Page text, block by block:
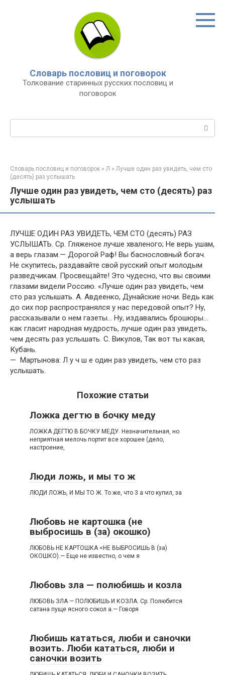
Словарь пословиц и поговорок
Толкование старинных русских пословиц и
поговорок
Словарь пословиц и поговорок » Л » Лучше один раз увидеть, чем сто
(десять) раз услышать
Лучше один раз увидеть, чем сто (десять) раз
услышать
ЛУЧШЕ ОДИН РАЗ УВИДЕТЬ, ЧЕМ СТО (десять) РАЗ
УСЛЫШАТЬ. Ср. Гляженое лучше хваленого; Не верь ушам,
а верь глазам.— Дорогой Раф! Вы баснословный богач.
Не скупитесь, раздавайте свой русский опыт молодым
разведчикам. Просвещайте! Это чудесно, что вы своими
глазами видели Россию. «Лучше один раз увидеть, чем
сто раз услышать. А. Авдеенко, Дунайские ночи. Ведь как
до сих пор распространялся у нас передовой опыт? Ну,
рассказывали о нем газеты… Ну, издавались брошюры…
как гласит народная мудрость, лучше один раз увидеть,
чем десять раз услышать. С. Викулов, Так вот ты какая,
Кубань.
— Мартынова: Л у ч ш е один раз увидеть, чем сто раз
услышать.
Похожие статьи
Ложка дегтю в бочку меду
ЛОЖКА ДЕГТЮ В БОЧКУ МЕДУ. Незначительная, но
неприятная мелочь портит все хорошее (дело,
настроение,
Люди ложь, и мы то ж
ЛЮДИ ЛОЖЬ, И МЫ ТО Ж. То же, что 3 а что купил, за
Любовь не картошка (не
выбросишь в (за) окошко)
ЛЮБОВЬ НЕ КАРТОШКА <НЕ ВЫБРОСИШЬ В (за)
ОКОШКО).— Еще не известно, о чем я
Любовь зла — полюбишь и козла
ЛЮБОВЬ ЗЛА — ПОЛЮБИШЬ И КОЗЛА. Ср. Полюбится
сатана пуще ясного сокол а.— Говоря
Любишь кататься, люби и саночки
возить. Люби кататься, люби и
саночки возить